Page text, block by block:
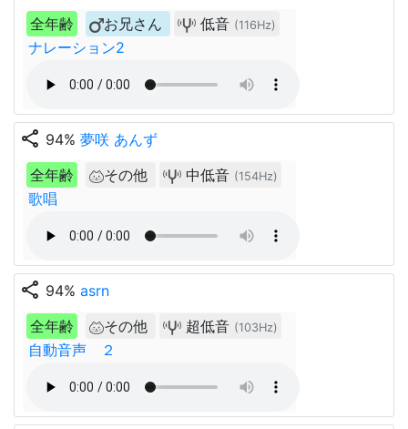
全年齢
お兄さん 低音 (116Hz)
ナレーション2
share 94% 夢咲 あんず
全年齢
その他 中低音 (154Hz)
歌唱
share 94% asrn
全年齢
その他 超低音 (103Hz)
自動音声 ２